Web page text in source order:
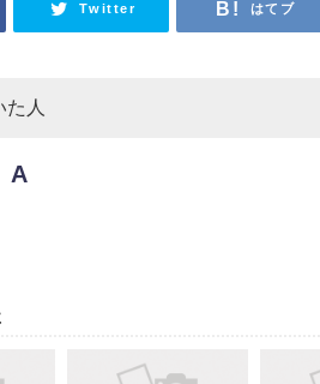
Twitter はてブ
た人
A